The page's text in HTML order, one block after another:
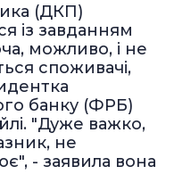
(ДКП)
із завданням
можливо, і не
споживачі,
банку (ФРБ)
"Дуже важко,
не
- заявила вона